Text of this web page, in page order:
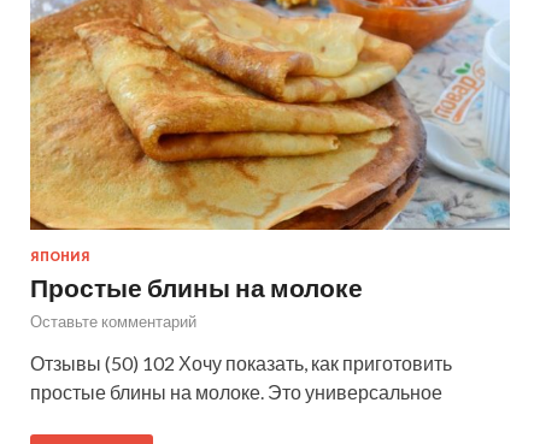
ЯПОНИЯ
Простые блины на молоке
Оставьте комментарий
Отзывы (50) 102 Хочу показать, как приготовить
простые блины на молоке. Это универсальное